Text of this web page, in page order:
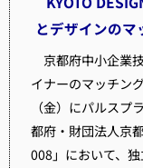
とデザインのマ
京都府中小企業
イナーのマッチン
（金）にパルス
都府・財団法人京
008」において、